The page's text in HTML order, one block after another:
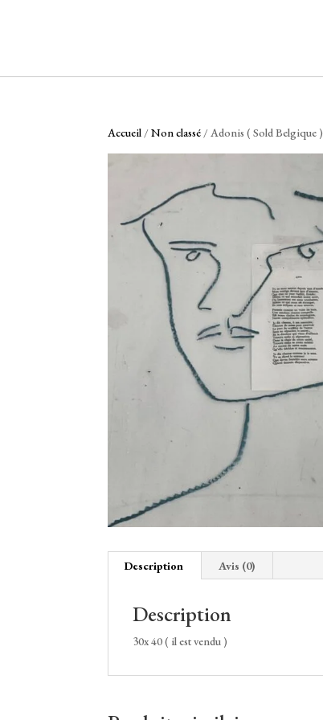
Accueil /Non classé / Adonis ( Sold Belgique )
Description Avis (0)
Description
30x 40 ( il est vendu )